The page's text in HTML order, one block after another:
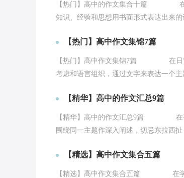
【热门】高中的作文集合十篇 在学
知识、经验和思想用书面形式表达出来
【热门】高中作文集锦7篇
【热门】高中作文集锦7篇 在日常的
考虑和语言组织，通过文字来表达一个
【精华】高中的作文汇总9篇
【精华】高中的作文汇总9篇 在平凡
围绕同一主题作深入阐述，切忌东拉西
【精选】高中作文集合五篇
【精选】高中作文集合五篇 在学习